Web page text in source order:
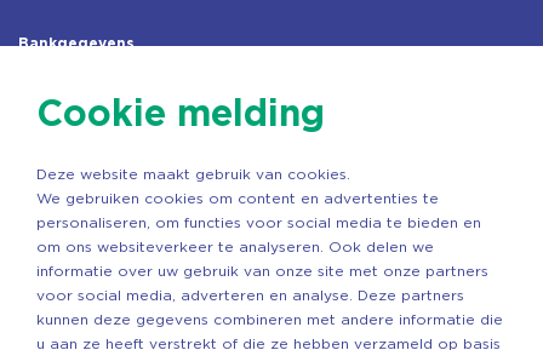
Bankgegevens
Rek.nr: NL85RABO0127579230
Copyright ©2026 Vechtgenoten
Cookie melding
Deze website maakt gebruik van cookies.
We gebruiken cookies om content en advertenties te
personaliseren, om functies voor social media te bieden en
om ons websiteverkeer te analyseren. Ook delen we
informatie over uw gebruik van onze site met onze partners
voor social media, adverteren en analyse. Deze partners
kunnen deze gegevens combineren met andere informatie die
u aan ze heeft verstrekt of die ze hebben verzameld op basis